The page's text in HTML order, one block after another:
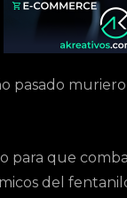
pasado
para que
del